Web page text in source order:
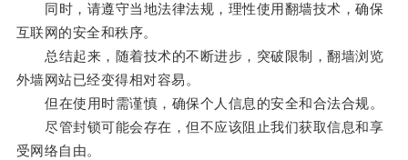
同时，请遵守当地法律法规，理性使用翻墙技术，确保
互联网的安全和秩序。
总结起来，随着技术的不断进步，突破限制，翻墙浏览
外墙网站已经变得相对容易。
但在使用时需谨慎，确保个人信息的安全和合法合规。
尽管封锁可能会存在，但不应该阻止我们获取信息和享
受网络自由。